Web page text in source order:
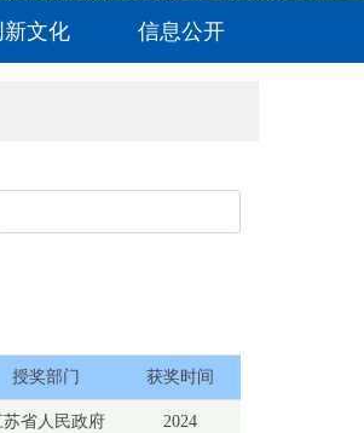
新文化 信息公开
授奖部门 获奖时间
苏省人民政府 2024